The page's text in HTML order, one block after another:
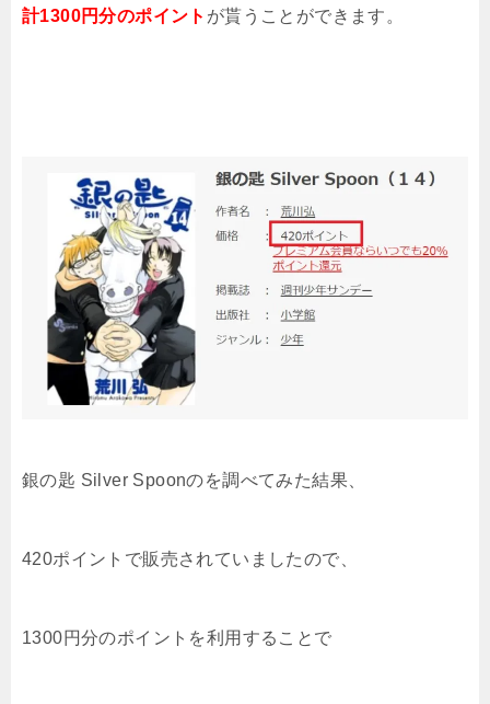
計1300円分のポイント が貰うことができます。
銀の匙 Silver Spoonのを調べてみた結果
420ポイントで販売されていましたので、
1300円分のポイントを利用することで